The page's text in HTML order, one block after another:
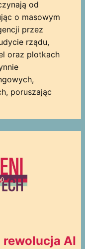
od
o masowym
przez
rządu,
oraz plotkach
poruszając
AI